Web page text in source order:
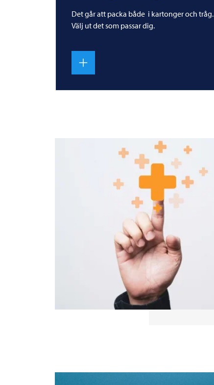
Det går att packa både i kartonger och tråg.
Välj ut det som passar dig.